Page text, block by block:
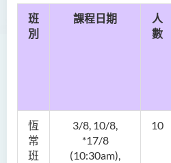
班
別
課程日期
人
數
恆
常
班
3/8, 10/8,
*17/8
(10:30am),
10